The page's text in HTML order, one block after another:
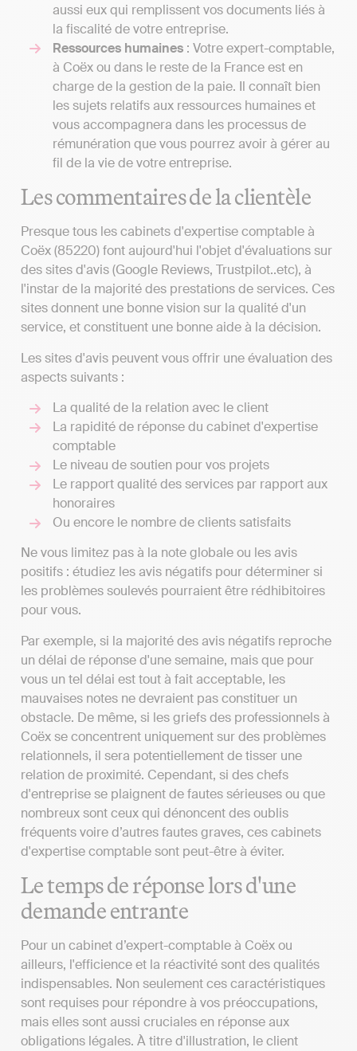
aussi eux qui remplissent vos documents liés à
la fiscalité de votre entreprise.
Ressources humaines : Votre expert-comptable,
à Coëx ou dans le reste de la France est en
charge de la gestion de la paie. Il connaît bien
les sujets relatifs aux ressources humaines et
vous accompagnera dans les processus de
rémunération que vous pourrez avoir à gérer au
fil de la vie de votre entreprise.
Les commentaires de la clientèle
Presque tous les cabinets d'expertise comptable à
Coëx (85220) font aujourd'hui l'objet d'évaluations sur
des sites d'avis (Google Reviews, Trustpilot..etc), à
l'instar de la majorité des prestations de services. Ces
sites donnent une bonne vision sur la qualité d'un
service, et constituent une bonne aide à la décision.
Les sites d'avis peuvent vous offrir une évaluation des
aspects suivants :
La qualité de la relation avec le client
La rapidité de réponse du cabinet d'expertise
comptable
Le niveau de soutien pour vos projets
Le rapport qualité des services par rapport aux
honoraires
Ou encore le nombre de clients satisfaits
Ne vous limitez pas à la note globale ou les avis
positifs : étudiez les avis négatifs pour déterminer si
les problèmes soulevés pourraient être rédhibitoires
pour vous.
Par exemple, si la majorité des avis négatifs reproche
un délai de réponse d'une semaine, mais que pour
vous un tel délai est tout à fait acceptable, les
mauvaises notes ne devraient pas constituer un
obstacle. De même, si les griefs des professionnels à
Coëx se concentrent uniquement sur des problèmes
relationnels, il sera potentiellement de tisser une
relation de proximité. Cependant, si des chefs
d'entreprise se plaignent de fautes sérieuses ou que
nombreux sont ceux qui dénoncent des oublis
fréquents voire d’autres fautes graves, ces cabinets
d'expertise comptable sont peut-être à éviter.
Le temps de réponse lors d'une
demande entrante
Pour un cabinet d’expert-comptable à Coëx ou
ailleurs, l'efficience et la réactivité sont des qualités
indispensables. Non seulement ces caractéristiques
sont requises pour répondre à vos préoccupations,
mais elles sont aussi cruciales en réponse aux
obligations légales. À titre d'illustration, le client